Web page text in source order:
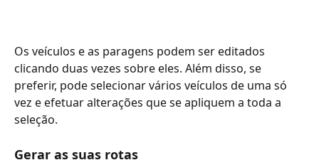
Os veículos e as paragens podem ser editados
clicando duas vezes sobre eles. Além disso, se
preferir, pode selecionar vários veículos de uma só
vez e efetuar alterações que se apliquem a toda a
seleção.
Gerar as suas rotas